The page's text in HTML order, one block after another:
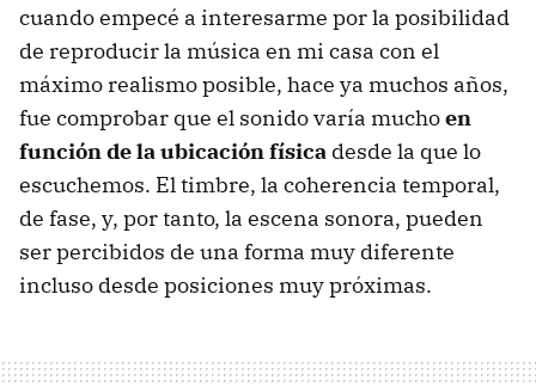
cuando empecé a interesarme por la posibilidad
de reproducir la música en mi casa con el
máximo realismo posible, hace ya muchos años,
fue comprobar que el sonido varía muchoen
función de la ubicación física desde la que lo
escuchemos. El timbre, la coherencia temporal,
de fase, y, por tanto, la escena sonora, pueden
ser percibidos de una forma muy diferente
incluso desde posiciones muy próximas.